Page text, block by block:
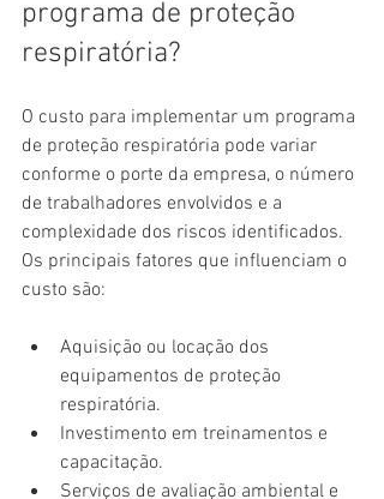
programa de proteção
respiratória?
O custo para implementar um programa
de proteção respiratória pode variar
conforme o porte da empresa, o número
de trabalhadores envolvidos e a
complexidade dos riscos identificados.
Os principais fatores que influenciam o
custo são:
Aquisição ou locação dos
equipamentos de proteção
respiratória.
Investimento em treinamentos e
capacitação.
Serviços de avaliação ambiental e